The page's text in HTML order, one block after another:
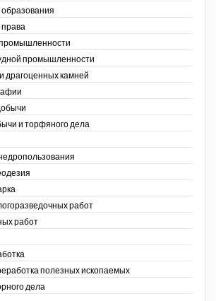
образования
права
промышленности
драгоценных камней
и торфяного дела
работ
работ
полезных ископаемых
дела